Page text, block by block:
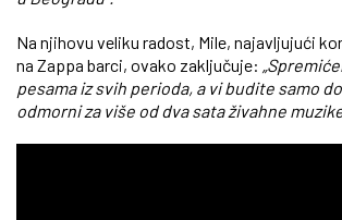
Na njihovu veliku radost, Mile, najavljujući
na Zappa barci, ovako zaključuje:
pesama iz svih perioda, a vi budite samo
odmorni za više od dva sata živahne